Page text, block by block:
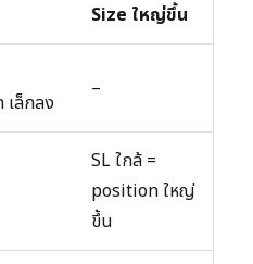
Size ใหญ่ขึ้น
ล็กลง
–
SL ใกล้ =
position ใหญ่
ขึ้น